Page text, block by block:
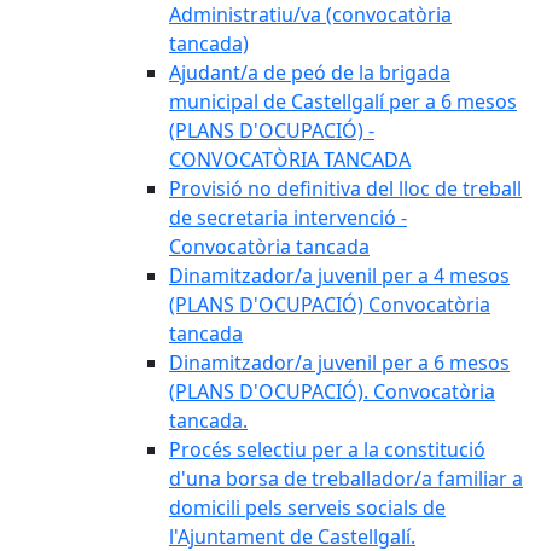
Administratiu/va (convocatòria
tancada)
Ajudant/a de peó de la brigada
municipal de Castellgalí per a 6 mesos
(PLANS D'OCUPACIÓ) -
CONVOCATÒRIA TANCADA
Provisió no definitiva del lloc de treball
de secretaria intervenció -
Convocatòria tancada
Dinamitzador/a juvenil per a 4 mesos
(PLANS D'OCUPACIÓ) Convocatòria
tancada
Dinamitzador/a juvenil per a 6 mesos
(PLANS D'OCUPACIÓ). Convocatòria
tancada.
Procés selectiu per a la constitució
d'una borsa de treballador/a familiar a
domicili pels serveis socials de
l'Ajuntament de Castellgalí.